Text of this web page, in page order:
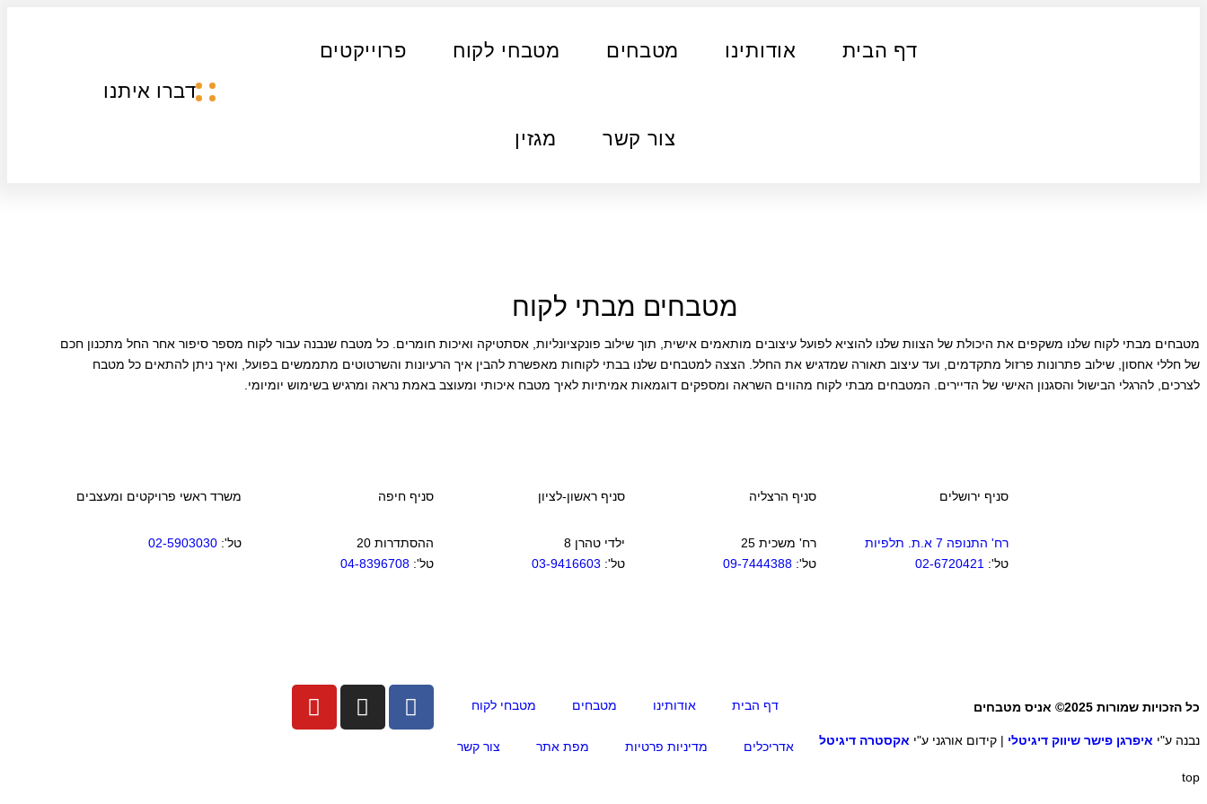
דף הבית אודותינו מטבחים מטבחי לקוח פרוייקטים
צור קשר מגזין
דברו איתנו
מטבחים מבתי לקוח
מטבחים מבתי לקוח שלנו משקפים את היכולת של הצוות שלנו להוציא לפועל עיצובים מותאמים אישית, תוך שילוב פונקציונליות, אסתטיקה ואיכות חומרים. כל מטבח שנבנה עבור לקוח מספר סיפור אחר החל מתכנון חכם
של חללי אחסון, שילוב פתרונות פרזול מתקדמים, ועד עיצוב תאורה שמדגיש את החלל. הצצה למטבחים שלנו בבתי לקוחות מאפשרת להבין איך הרעיונות והשרטוטים מתממשים בפועל, ואיך ניתן להתאים כל מטבח
לצרכים, להרגלי הבישול והסגנון האישי של הדיירים. המטבחים מבתי לקוח מהווים השראה ומספקים דוגמאות אמיתיות לאיך מטבח איכותי ומעוצב באמת נראה ומרגיש בשימוש יומיומי.
סניף ירושלים
רח' התנופה 7 א.ת. תלפיות
טל': 02-6720421
סניף הרצליה
רח' משכית 25
טל': 09-7444388
סניף ראשון-לציון
ילדי טהרן 8
טל': 03-9416603
סניף חיפה
ההסתדרות 20
טל':04-8396708
משרד ראשי פרויקטים ומעצבים
טל': 02-5903030
כל הזכויות שמורות 2025© אניס מטבחים
נבנה ע"י איפרגן פישר שיווק דיגיטלי | קידום אורגני ע"י אקסטרה דיגיטל
דף הבית אודותינו מטבחים מטבחי לקוח
אדריכלים מדיניות פרטיות מפת אתר צור קשר
top